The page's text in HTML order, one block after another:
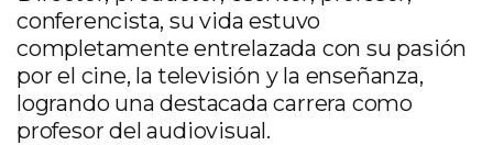
conferencista, su vida estuvo
completamente entrelazada con su pasión
por el cine, la televisión y la enseñanza,
logrando una destacada carrera como
profesor del audiovisual.